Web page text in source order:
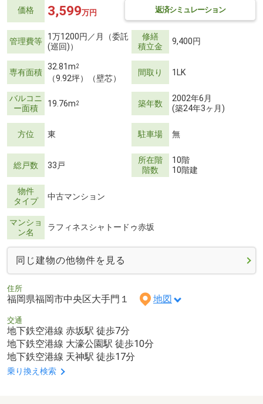
価格 返済シミュレーション
3,599万円
管理費等 1万1200円／月（委託
(巡回)）
修繕
積立金
9,400円
専有面積
32.81m2
（9.92坪）（壁芯）
間取り 1LK
バルコニ
ー面積
19.76m2 築年数
2002年6月
(築24年3ヶ月)
方位 東 駐車場 無
総戸数 33戸
所在階
階数
10階
10階建
物件
タイプ
中古マンション
マンショ
ン名
ラフィネスシャトードゥ赤坂
同じ建物の他物件を見る
住所
福岡県福岡市中央区大手門１ 地図
交通
地下鉄空港線 赤坂駅 徒歩7分
地下鉄空港線 大濠公園駅 徒歩10分
地下鉄空港線 天神駅 徒歩17分
乗り換え検索